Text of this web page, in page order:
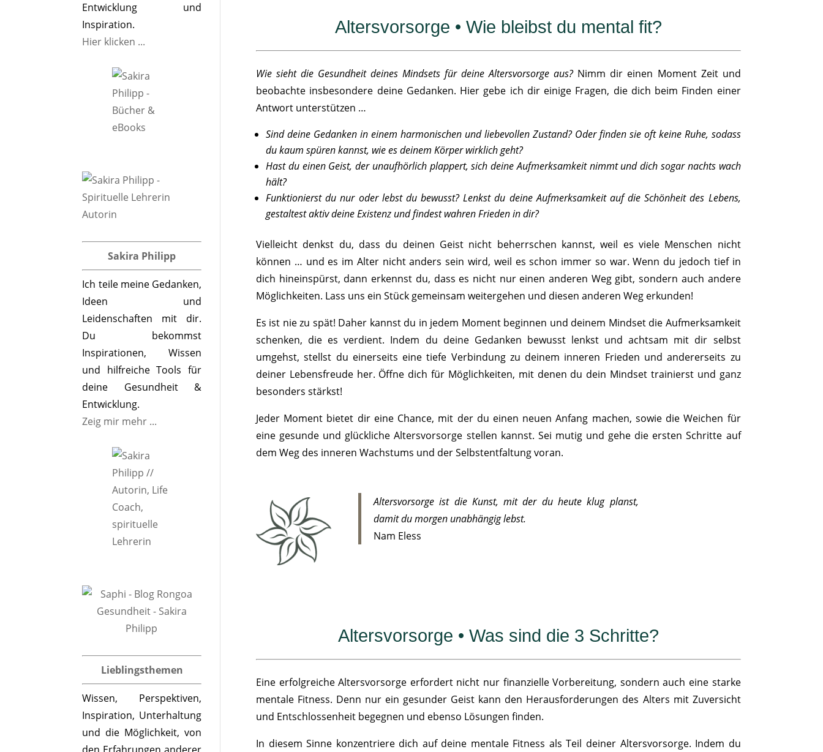
Altersvorsorge • Wie bleibst du mental fit?
Wie sieht die Gesundheit deines Mindsets für deine Altersvorsorge aus?Nimm dir einen Moment Zeit und
beobachte insbesondere deine Gedanken. Hier gebe ich dir einige Fragen, die dich beim Finden einer
Antwort unterstützen …
Sind deine Gedanken in einem harmonischen und liebevollen Zustand? Oder finden sie oft keine Ruhe, sodass
du kaum spüren kannst, wie es deinem Körper wirklich geht?
Hast du einen Geist, der unaufhörlich plappert, sich deine Aufmerksamkeit nimmt und dich sogar nachts wach
hält?
Funktionierst du nur oder lebst du bewusst? Lenkst du deine Aufmerksamkeit auf die Schönheit des Lebens,
gestaltest aktiv deine Existenz und findest wahren Frieden in dir?
Vielleicht denkst du, dass du deinen Geist nicht beherrschen kannst, weil es viele Menschen nicht
können … und es im Alter nicht anders sein wird, weil es schon immer so war. Wenn du jedoch tief in
dich hineinspürst, dann erkennst du, dass es nicht nur einen anderen Weg gibt, sondern auch andere
Möglichkeiten. Lass uns ein Stück gemeinsam weitergehen und diesen anderen Weg erkunden!
Es ist nie zu spät! Daher kannst du in jedem Moment beginnen und deinem Mindset die Aufmerksamkeit
schenken, die es verdient. Indem du deine Gedanken bewusst lenkst und achtsam mit dir selbst
umgehst, stellst du einerseits eine tiefe Verbindung zu deinem inneren Frieden und andererseits zu
deiner Lebensfreude her. Öffne dich für Möglichkeiten, mit denen du dein Mindset trainierst und ganz
besonders stärkst!
Jeder Moment bietet dir eine Chance, mit der du einen neuen Anfang machen, sowie die Weichen für
eine gesunde und glückliche Altersvorsorge stellen kannst. Sei mutig und gehe die ersten Schritte auf
dem Weg des inneren Wachstums und der Selbstentfaltung voran.
Altersvorsorge ist die Kunst, mit der du heute klug planst,
damit du morgen unabhängig lebst.
Nam Eless
Altersvorsorge • Was sind die 3 Schritte?
Eine erfolgreiche Altersvorsorge erfordert nicht nur finanzielle Vorbereitung, sondern auch eine starke
mentale Fitness. Denn nur ein gesunder Geist kann den Herausforderungen des Alters mit Zuversicht
und Entschlossenheit begegnen und ebenso Lösungen finden.
In diesem Sinne konzentriere dich auf deine mentale Fitness als Teil deiner Altersvorsorge. Indem du
Entwicklung und
Inspiration.
Hier klicken ...
Sakira Philipp
Ich teile meine Gedanken,
Ideen und
Leidenschaften mit dir.
Du bekommst
Inspirationen, Wissen
und hilfreiche Tools für
deine Gesundheit &
Entwicklung.
Zeig mir mehr ...
Lieblingsthemen
Wissen, Perspektiven,
Inspiration, Unterhaltung
und die Möglichkeit, von